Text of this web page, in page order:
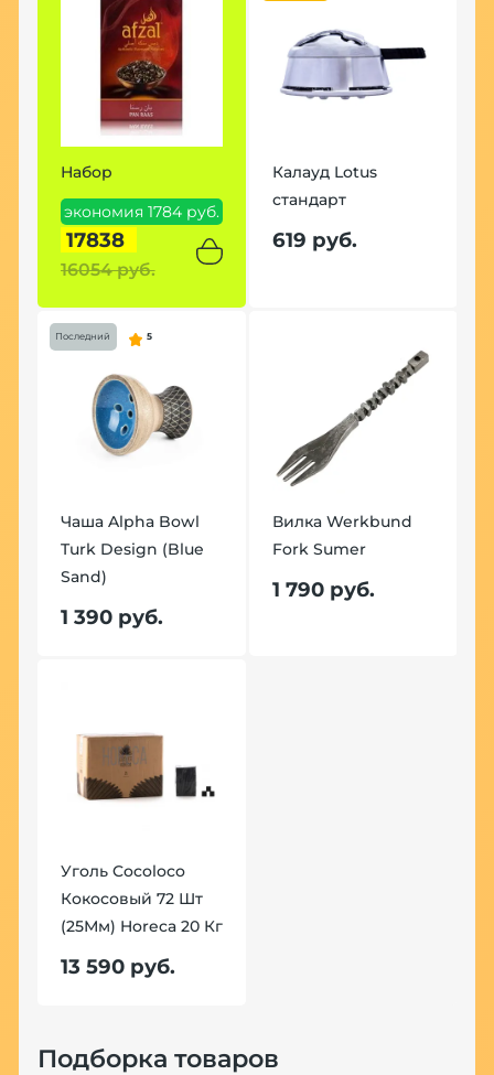
Набор
экономия 1784 руб.
17838
16054 руб.
Калауд Lotus
стандарт
619 руб.
Последний 5
Чаша Alpha Bowl
Turk Design (Blue
Sand)
1 390 руб.
Вилка Werkbund
Fork Sumer
1 790 руб.
Уголь Cocoloco
Кокосовый 72 Шт
(25Мм) Horeca 20 Кг
13 590 руб.
Подборка товаров